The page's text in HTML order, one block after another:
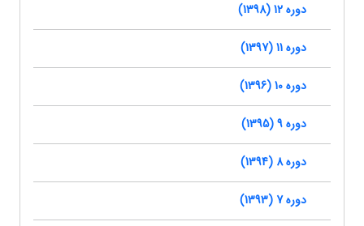
دوره 12 (1398)
دوره 11 (1397)
دوره 10 (1396)
دوره 9 (1395)
دوره 8 (1394)
دوره 7 (1393)